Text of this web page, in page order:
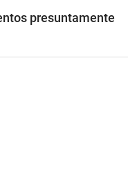
presuntamente